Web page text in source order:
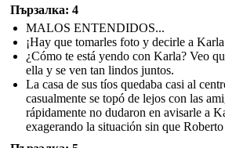
Пързалка: 4
MALOS ENTENDIDOS...
¡Hay que tomarles foto y decirle a
¿Cómo te está yendo con Karla? Veo
ella y se ven tan lindos juntos.
La casa de sus tíos quedaba casi al
casualmente se topó de lejos con las
rápidamente no dudaron en avisarle a
exagerando la situación sin que Roberto